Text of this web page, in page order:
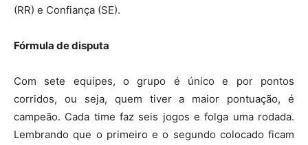
(RR) e Confiança (SE).
Fórmula de disputa
Com sete equipes, o grupo é único e por pontos
corridos, ou seja, quem tiver a maior pontuação, é
campeão. Cada time faz seis jogos e folga uma rodada.
Lembrando que o primeiro e o segundo colocado ficam